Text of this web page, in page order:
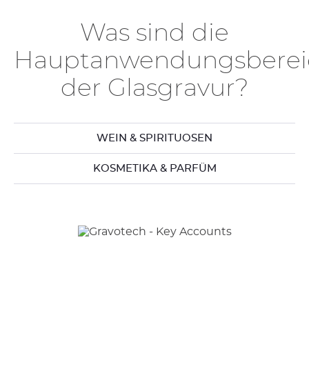
Was sind die
der Glasgravur?
WEIN & SPIRITUOSEN
KOSMETIKA & PARFÜM